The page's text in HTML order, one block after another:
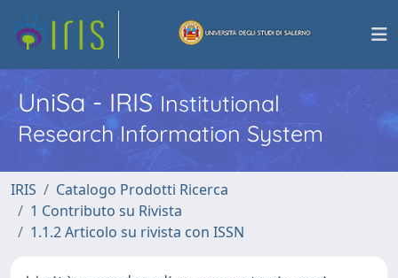
UniSa - IRISInstitutional
Research Information System
IRIS
Catalogo Prodotti Ricerca
1 Contributo su Rivista
1.1.2 Articolo su rivista con ISSN